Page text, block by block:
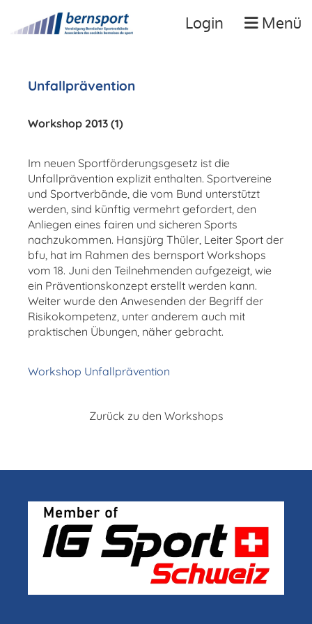
Login Menü
Unfallprävention
Workshop 2013 (1)
Im neuen Sportförderungsgesetz ist die
Unfallprävention explizit enthalten. Sportvereine
und Sportverbände, die vom Bund unterstützt
werden, sind künftig vermehrt gefordert, den
Anliegen eines fairen und sicheren Sports
nachzukommen. Hansjürg Thüler, Leiter Sport der
bfu, hat im Rahmen des bernsport Workshops
vom 18. Juni den Teilnehmenden aufgezeigt, wie
ein Präventionskonzept erstellt werden kann.
Weiter wurde den Anwesenden der Begriff der
Risikokompetenz, unter anderem auch mit
praktischen Übungen, näher gebracht.
Workshop Unfallprävention
Zurück zu den Workshops